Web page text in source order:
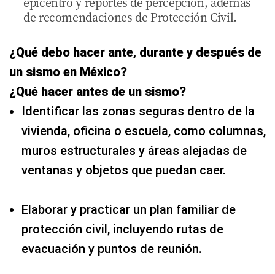
de recomendaciones de Protección Civil.
¿Qué debo hacer ante, durante y después de
un sismo en México?
¿Qué hacer antes de un sismo?
Identificar las zonas seguras dentro de la
vivienda, oficina o escuela, como columnas,
muros estructurales y áreas alejadas de
ventanas y objetos que puedan caer.
Elaborar y practicar un plan familiar de
protección civil, incluyendo rutas de
evacuación y puntos de reunión.